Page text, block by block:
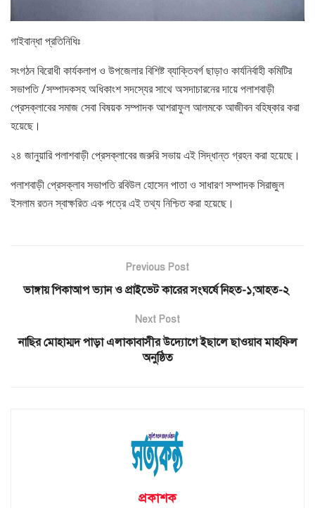
গাইবান্ধা প্রতিনিধিঃ
সংগঠন বিরোধী কার্যকলাপ ও উপজেলার বিশিষ্ট ব্যাক্তিবর্গ ছাড়াও কার্যনির্বাহী কমিটির
সভাপতি /সম্পাদকসহ অধিকাংশ সদস্যের সাথে অসদাচারনের দায়ে পলাশবাড়ী
প্রেসক্লাবের সমাজ সেবা বিষয়ক সম্পাদক আশরাফুল আলমকে আজীবন বহিষ্কার করা
হয়েছে।
২৪ জানুয়ারি পলাশবাড়ী প্রেসক্লাবের জরুরি সভায় এই সিদ্ধান্ত গ্রহন করা হয়েছে।
পলাশবাড়ী প্রেসক্লাব সভাপতি রবিউল হোসেন পাতা ও সাধারণ সম্পাদক সিরাজুল
ইসলাম রতন স্বাক্ষরিত এক পত্রে এই তথ্য নিশ্চিত করা হয়েছে।
Previous Post
ভাঙ্গায় পিকাআপ ভ্যান ও প্রাইভেট কারের সংঘর্ষে নিহত-১;আহত-২
Next Post
নাছির মোহাম্মদ পাড়া এলাকাবাসীর উদ্যোগে ইছালে ছাওয়াব মাহফিল
অনুষ্ঠিত
প্রকাশক